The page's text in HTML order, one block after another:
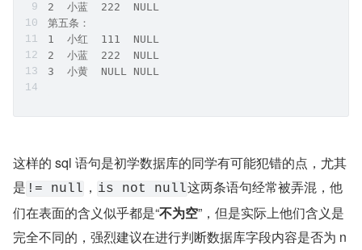
2  小蓝  222  NULL
第五条：
1  小红  111  NULL
2  小蓝  222  NULL
3  小黄  NULL NULL
这样的 sql 语句是初学数据库的同学有可能犯错的点，尤其
是 != null ， is not null这两条语句经常被弄混，他
们在表面的含义似乎都是“不为空”，但是实际上他们含义是
完全不同的，强烈建议在进行判断数据库字段内容是否为 n